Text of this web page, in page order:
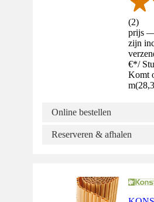
(2)
prijs
zijn
€*/
Komt
m(
Online bestellen
Reserveren & afhalen